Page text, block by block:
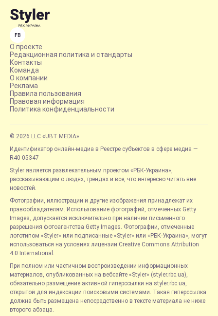
FB
О проекте
Редакционная политика и стандарты
Контакты
Команда
О компании
Реклама
Правила пользования
Правовая информация
Политика конфиденциальности
© 2026 LLC «UBT MEDIA»
Идентификатор онлайн-медиа в Реестре субъектов в сфере медиа —
R40-05347
Styler является развлекательным проектом «РБК-Украина»,
рассказывающим о людях, трендах и всё, что интересно читать вне
новостей.
Фотографии, иллюстрации и другие изображения принадлежат их
правообладателям. Использование фотографий, отмеченных Getty
Images, допускается исключительно при наличии письменного
разрешения фотоагентства Getty Images. Фотографии, отмеченные
логотипом «Styler» или подписанные «Styler» или «РБК-Украина», могут
использоваться на условиях лицензии Creative Commons Attribution
4.0 International.
При полном или частичном воспроизведении информационных
материалов, опубликованных на вебсайте «Styler» (styler.rbc.ua),
обязательно размещение активной гиперссылки на styler.rbc.ua,
открытой для индексации поисковыми системами. Такая гиперссылка
должна быть размещена непосредственно в тексте материала не ниже
второго абзаца.